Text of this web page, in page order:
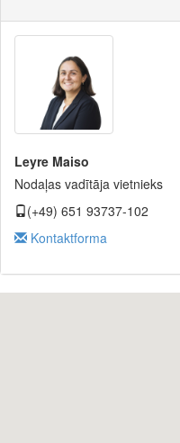
Leyre Maiso
Nodaļas vadītāja vietnieks
(+49) 651 93737-102
Kontaktforma